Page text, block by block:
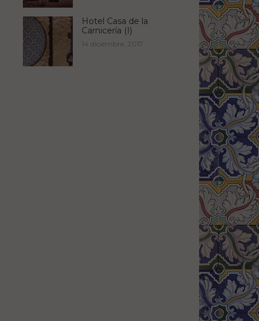
Hotel Casa de la
Carnicería (I)
14 diciembre, 2017